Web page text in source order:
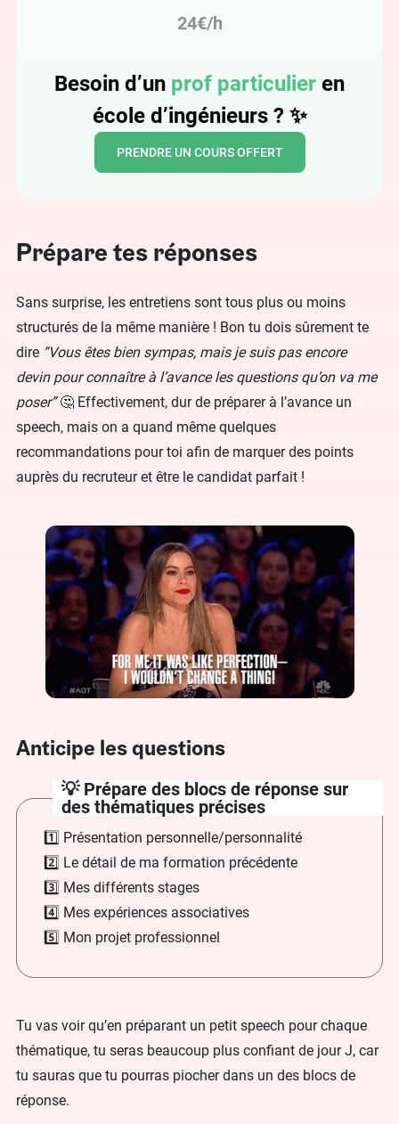
24€/h
Besoin d’un prof particulier en
école d’ingénieurs ? ✨
PRENDRE UN COURS OFFERT
Prépare tes réponses
Sans surprise, les entretiens sont tous plus ou moins
structurés de la même manière ! Bon tu dois sûrement te
dire “Vous êtes bien sympas, mais je suis pas encore
devin pour connaître à l’avance les questions qu’on va me
poser”🤔 Effectivement, dur de préparer à l’avance un
speech, mais on a quand même quelques
recommandations pour toi afin de marquer des points
auprès du recruteur et être le candidat parfait !
Anticipe les questions
💡 Prépare des blocs de réponse sur
des thématiques précises
1️⃣ Présentation personnelle/personnalité
2️⃣ Le détail de ma formation précédente
3️⃣ Mes différents stages
4️⃣ Mes expériences associatives
5️⃣ Mon projet professionnel
Tu vas voir qu’en préparant un petit speech pour chaque
thématique, tu seras beaucoup plus confiant de jour J, car
tu sauras que tu pourras piocher dans un des blocs de
réponse.